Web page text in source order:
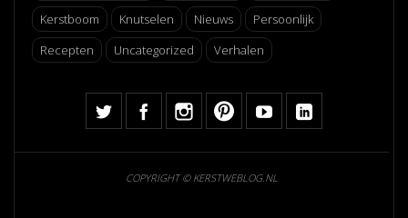
Kerstboom
Knutselen Nieuws
Persoonlijk
Recepten
Uncategorized Verhalen
COPYRIGHT © KERSTWEBLOG.NL